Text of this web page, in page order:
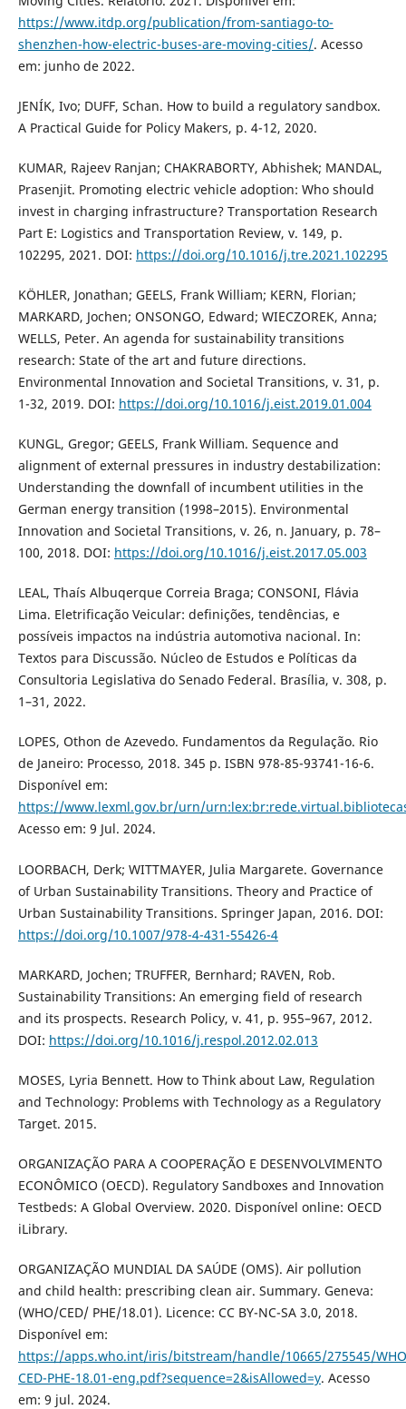
https://www.itdp.org/publication/from-santiago-to-
shenzhen-how-electric-buses-are-moving-cities/. Acesso
em: junho de 2022.
JENÍK, Ivo; DUFF, Schan. How to build a regulatory sandbox.
A Practical Guide for Policy Makers, p. 4-12, 2020.
KUMAR, Rajeev Ranjan; CHAKRABORTY, Abhishek; MANDAL,
Prasenjit. Promoting electric vehicle adoption: Who should
invest in charging infrastructure? Transportation Research
Part E: Logistics and Transportation Review, v. 149, p.
102295, 2021. DOI: https://doi.org/10.1016/j.tre.2021.102295
KÖHLER, Jonathan; GEELS, Frank William; KERN, Florian;
MARKARD, Jochen; ONSONGO, Edward; WIECZOREK, Anna;
WELLS, Peter. An agenda for sustainability transitions
research: State of the art and future directions.
Environmental Innovation and Societal Transitions, v. 31, p.
1-32, 2019. DOI: https://doi.org/10.1016/j.eist.2019.01.004
KUNGL, Gregor; GEELS, Frank William. Sequence and
alignment of external pressures in industry destabilization:
Understanding the downfall of incumbent utilities in the
German energy transition (1998–2015). Environmental
Innovation and Societal Transitions, v. 26, n. January, p. 78–
100, 2018. DOI: https://doi.org/10.1016/j.eist.2017.05.003
LEAL, Thaís Albuqerque Correia Braga; CONSONI, Flávia
Lima. Eletrificação Veicular: definições, tendências, e
possíveis impactos na indústria automotiva nacional. In:
Textos para Discussão. Núcleo de Estudos e Políticas da
Consultoria Legislativa do Senado Federal. Brasília, v. 308, p.
1–31, 2022.
LOPES, Othon de Azevedo. Fundamentos da Regulação. Rio
de Janeiro: Processo, 2018. 345 p. ISBN 978-85-93741-16-6.
Disponível em:
https://www.lexml.gov.br/urn/
Acesso em: 9 Jul. 2024.
LOORBACH, Derk; WITTMAYER, Julia Margarete. Governance
of Urban Sustainability Transitions. Theory and Practice of
Urban Sustainability Transitions. Springer Japan, 2016. DOI:
https://doi.org/10.1007/978-4-431-55426-4
MARKARD, Jochen; TRUFFER, Bernhard; RAVEN, Rob.
Sustainability Transitions: An emerging field of research
and its prospects. Research Policy, v. 41, p. 955–967, 2012.
DOI: https://doi.org/10.1016/j.respol.2012.02.013
MOSES, Lyria Bennett. How to Think about Law, Regulation
and Technology: Problems with Technology as a Regulatory
Target. 2015.
ORGANIZAÇÃO PARA A COOPERAÇÃO E DESENVOLVIMENTO
ECONÔMICO (OECD). Regulatory Sandboxes and Innovation
Testbeds: A Global Overview. 2020. Disponível online: OECD
iLibrary.
ORGANIZAÇÃO MUNDIAL DA SAÚDE (OMS). Air pollution
and child health: prescribing clean air. Summary. Geneva:
(WHO/CED/ PHE/18.01). Licence: CC BY-NC-SA 3.0, 2018.
Disponível em:
https://apps.who.int/iris/bitstream/handle/10665/275545/
CED-PHE-18.01-eng.pdf?sequence=2&isAllowed=y. Acesso
em: 9 jul. 2024.